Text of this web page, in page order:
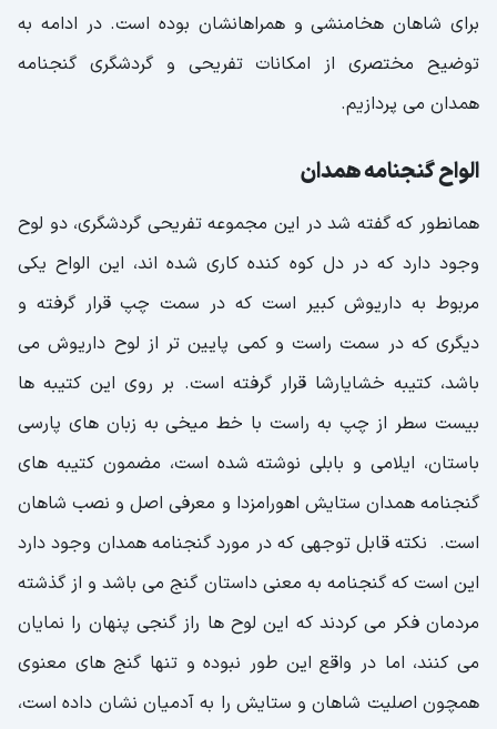
برای شاهان هخامنشی و همراهانشان بوده است. در ادامه به
توضیح مختصری از امکانات تفریحی و گردشگری گنجنامه
همدان می پردازیم.
الواح گنجنامه همدان
همانطور که گفته شد در این مجموعه تفریحی گردشگری، دو لوح
وجود دارد که در دل کوه کنده کاری شده اند، این الواح یکی
مربوط به داریوش کبیر است که در سمت چپ قرار گرفته و
دیگری که در سمت راست و کمی پایین تر از لوح داریوش می
باشد، کتیبه خشایارشا قرار گرفته است. بر روی این کتیبه ها
بیست سطر از چپ به راست با خط میخی به زبان های پارسی
باستان، ایلامی و بابلی نوشته شده است، مضمون کتیبه های
گنجنامه همدان ستایش اهورامزدا و معرفی اصل و نصب شاهان
است. نکته قابل توجهی که در مورد گنجنامه همدان وجود دارد
این است که گنجنامه به معنی داستان گنج می باشد و از گذشته
مردمان فکر می کردند که این لوح ها راز گنجی پنهان را نمایان
می کنند، اما در واقع این طور نبوده و تنها گنج های معنوی
همچون اصلیت شاهان و ستایش را به آدمیان نشان داده است،